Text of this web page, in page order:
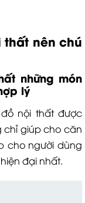
thất nên chú
những món
lý
nội thất được
chỉ giúp cho căn
cho người dùng
đại nhất.